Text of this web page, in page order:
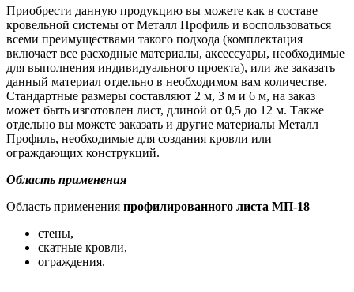
Приобрести данную продукцию вы можете как в составе
кровельной системы от Металл Профиль и воспользоваться
всеми преимуществами такого подхода (комплектация
включает все расходные материалы, аксессуары, необходимые
для выполнения индивидуального проекта), или же заказать
данный материал отдельно в необходимом вам количестве.
Стандартные размеры составляют 2 м, 3 м и 6 м, на заказ
может быть изготовлен лист, длиной от 0,5 до 12 м. Также
отдельно вы можете заказать и другие материалы Металл
Профиль, необходимые для создания кровли или
ограждающих конструкций.
Область применения
Область применения профилированного листа МП-18
стены,
скатные кровли,
ограждения.